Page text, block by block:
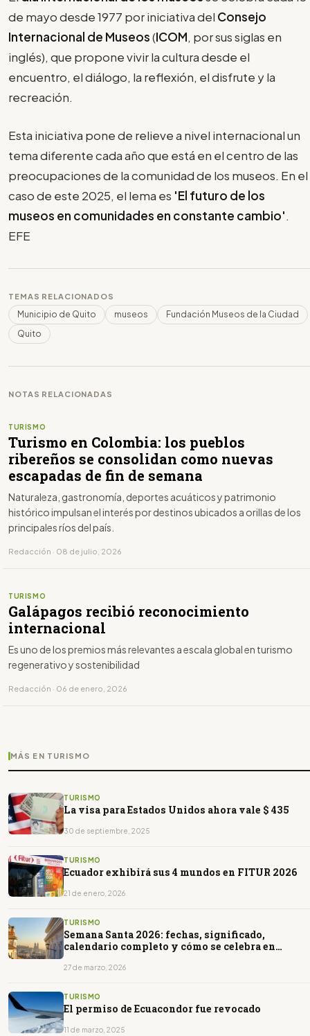
de mayo desde 1977 por iniciativa del Consejo
Internacional de Museos(ICOM, por sus siglas en
inglés), que propone vivir la cultura desde el
encuentro, el diálogo, la reflexión, el disfrute y la
recreación.
Esta iniciativa pone de relieve a nivel internacional un
tema diferente cada año que está en el centro de las
preocupaciones de la comunidad de los museos. En el
caso de este 2025, el lema es 'El futuro de los
museos en comunidades en constante cambio'.
EFE
TEMAS RELACIONADOS
Municipio de Quito museos
Fundación Museos de la Ciudad
Quito
NOTAS RELACIONADAS
TURISMO
Turismo en Colombia: los pueblos
ribereños se consolidan como nuevas
escapadas de fin de semana
Naturaleza, gastronomía, deportes acuáticos y patrimonio
histórico impulsan el interés por destinos ubicados a orillas de los
principales ríos del país.
Redacción · 08 de julio, 2026
TURISMO
Galápagos recibió reconocimiento
internacional
Es uno de los premios más relevantes a escala global en turismo
regenerativo y sostenibilidad
Redacción · 06 de enero, 2026
MÁS EN TURISMO
TURISMO
La visa para Estados Unidos ahora vale $ 435
30 de septiembre, 2025
TURISMO
Ecuador exhibirá sus 4 mundos en FITUR 2026
21 de enero, 2026
TURISMO
Semana Santa 2026: fechas, significado,
calendario completo y cómo se celebra en
27 de marzo, 2026
TURISMO
El permiso de Ecuacondor fue revocado
11 de marzo, 2025